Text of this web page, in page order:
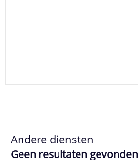
Andere diensten
Geen resultaten gevonden